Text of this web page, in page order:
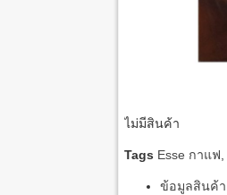
ไม่มีสินค้า
Tags Esse กาแฟ
ข้อมูลสินค้า